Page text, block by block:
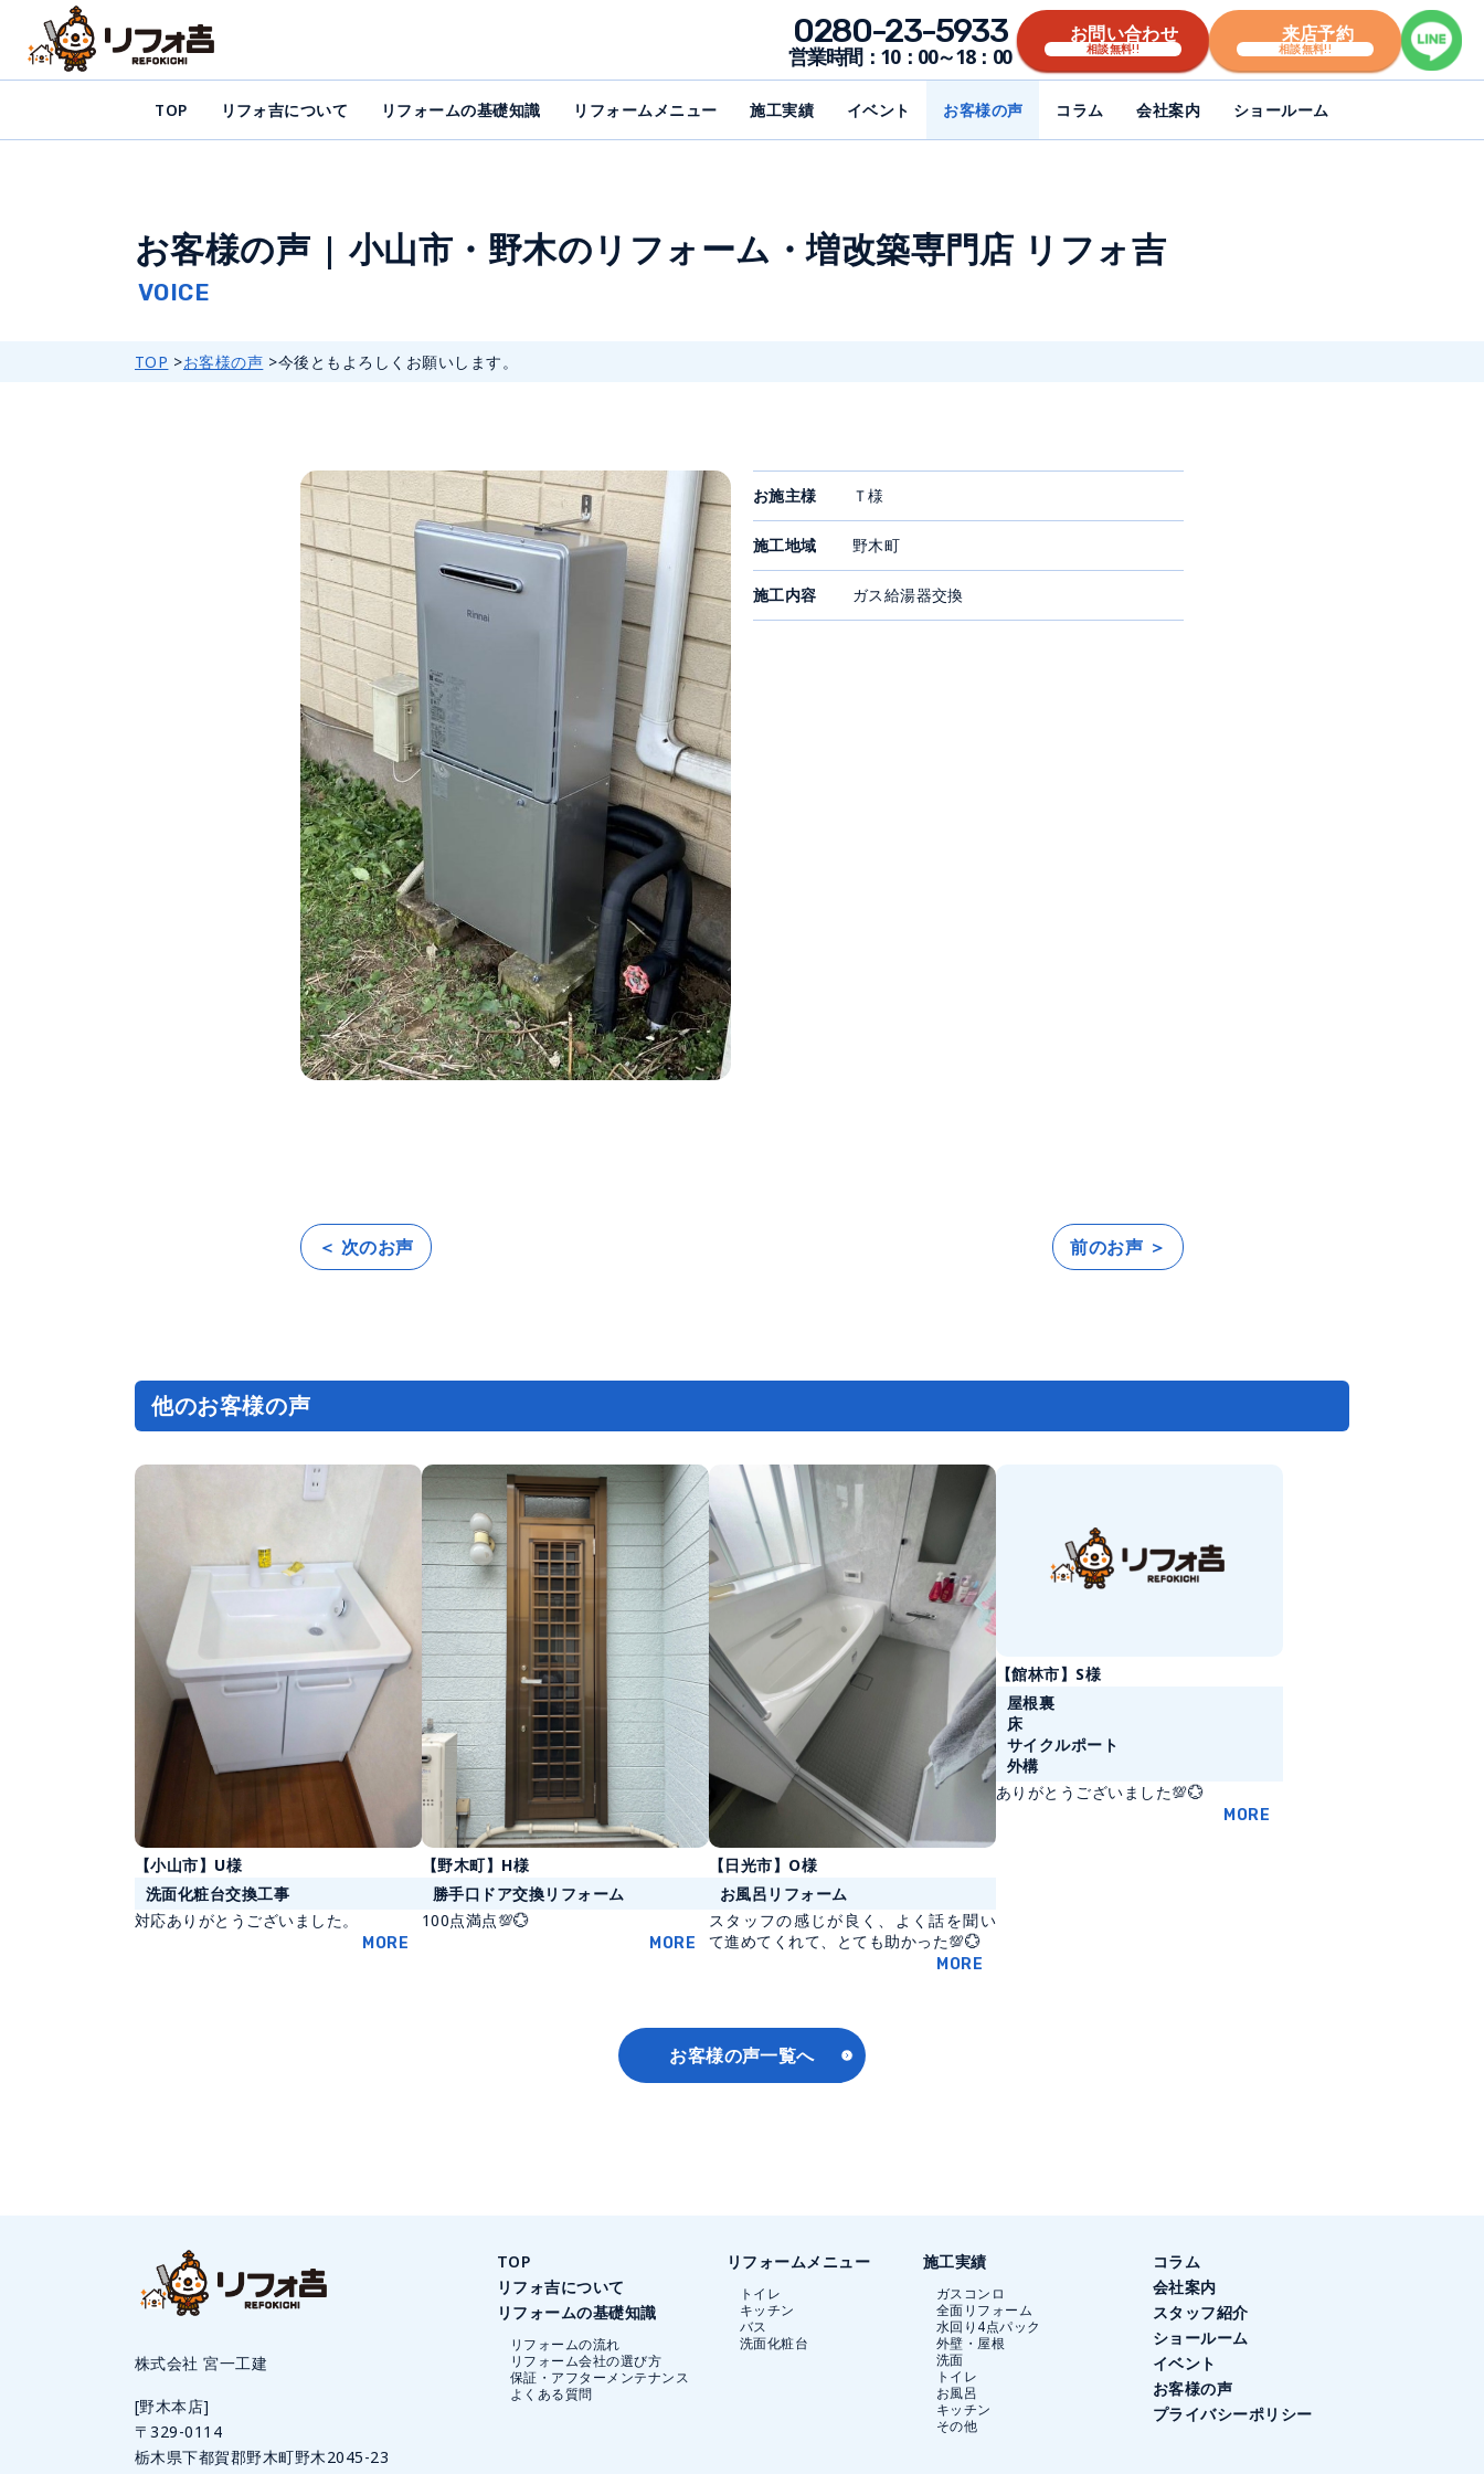
0280-23-5933
営業時間：10：00～18：00
お問い合わせ
相談無料!!
来店予約
相談無料!!
TOP リフォ吉について リフォームの基礎知識 リフォームメニュー 施工実績 イベント お客様の声 コラム 会社案内 ショールーム
お客様の声 | 小山市・野木のリフォーム・増改築専門店 リフォ吉
TOP お客様の声 今後ともよろしくお願いします。
お施主様 Ｔ様
施工地域 野木町
施工内容 ガス給湯器交換
投
稿
ョ
ン
＜ 次のお声 前のお声 ＞
他のお客様の声
【小山市】U様
洗面化粧台交換工事
対応ありがとうございました。
MORE
【野木町】H様
勝手口ドア交換リフォーム
100点満点💯💮
MORE
【日光市】O様
お風呂リフォーム
スタッフの感じが良く、よく話を聞い
て進めてくれて、とても助かった💯💮
MORE
【館林市】S様
屋根裏
床
サイクルポート
外構
ありがとうございました💯💮
MORE
お客様の声一覧へ
株式会社 宮一工建
[野木本店]
〒329-0114
栃木県下都賀郡野木町野木2045-23
TOP
リフォ吉について
リフォームの基礎知識
リフォームの流れ
リフォーム会社の選び方
保証・アフターメンテナンス
よくある質問
リフォームメニュー
トイレ
キッチン
バス
洗面化粧台
施工実績
ガスコンロ
全面リフォーム
水回り4点パック
外壁・屋根
洗面
トイレ
お風呂
キッチン
その他
コラム
会社案内
スタッフ紹介
ショールーム
イベント
お客様の声
プライバシーポリシー